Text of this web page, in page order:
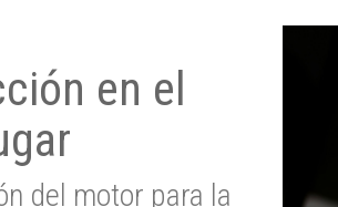
en el
del motor para la